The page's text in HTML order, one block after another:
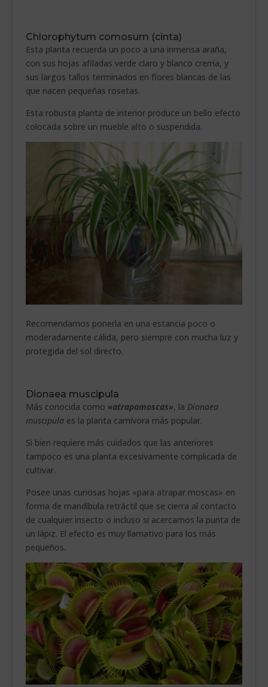
Chlorophytum comosum (cinta)
Esta planta recuerda un poco a una inmensa araña,
con sus hojas afiladas verde claro y blanco crema, y
sus largos tallos terminados en flores blancas de las
que nacen pequeñas rosetas.
Esta robusta planta de interior produce un bello efecto
colocada sobre un mueble alto o suspendida.
Recomendamos ponerla en una estancia poco o
moderadamente cálida, pero siempre con mucha luz y
protegida del sol directo.
Dionaea muscipula
Más conocida como «atrapamoscas», la Dionaea
muscipulaes la planta carnívora más popular.
Si bien requiere más cuidados que las anteriores
tampoco es una planta excesivamente complicada de
cultivar.
Posee unas curiosas hojas «para atrapar moscas» en
forma de mandíbula retráctil que se cierra al contacto
de cualquier insecto o incluso si acercamos la punta de
un lápiz. El efecto es muy llamativo para los más
pequeños.